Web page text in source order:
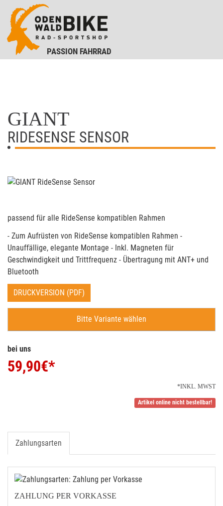
PASSION FAHRRAD
GIANT
RIDESENSE SENSOR
passend für alle RideSense kompatiblen Rahmen
- Zum Aufrüsten von RideSense kompatiblen Rahmen -
Unauffällige, elegante Montage - Inkl. Magneten für
Geschwindigkeit und Trittfrequenz - Übertragung mit ANT+ und
Bluetooth
DRUCKVERSION (PDF)
Bitte Variante wählen
bei uns
59,90€*
*INKL. MWST
Artikel online nicht bestellbar!
Zahlungsarten
ZAHLUNG PER VORKASSE